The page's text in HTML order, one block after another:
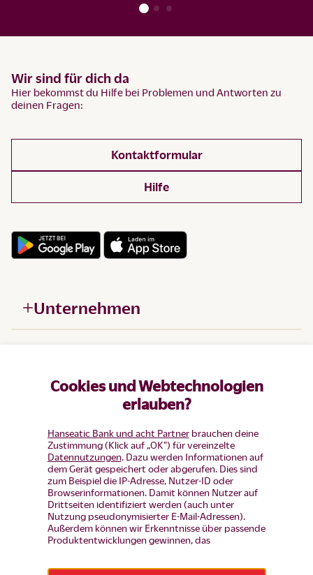
Cookies und Webtechnologien
erlauben?
Hanseatic Bank und acht Partnerbrauchen deine
Zustimmung (Klick auf „OK”) für vereinzelte
Datennutzungen. Dazu werden Informationen auf
dem Gerät gespeichert oder abgerufen. Dies sind
zum Beispiel die IP-Adresse, Nutzer-ID oder
Browserinformationen. Damit können Nutzer auf
Drittseiten identifiziert werden (auch unter
Nutzung pseudonymisierter E-Mail-Adressen).
Außerdem können wir Erkenntnisse über passende
Produktentwicklungen gewinnen, das
Wir sind für dich da
Hier bekommst du Hilfe bei Problemen und Antworten zu
deinen Fragen:
Kontaktformular
Hilfe
Unternehmen
Produkte